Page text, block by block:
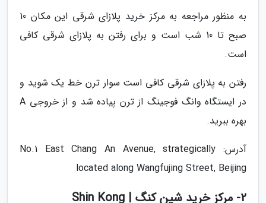
به منظور مراجعه به مرکز خرید پلازای شرقی این مکان 10
صبح تا 10 شب است و برای رفتن به پلازای شرقی کافی
است.
رفتن به پلازای شرقی کافی است سوار ترن خط یک شوید و
در ایستگاه وانگ فوجینگ از ترن پیاده شد و از خروجی A
بهره ببرید.
آدرس: No.1 East Chang An Avenue, strategically
located along Wangfujing Street, Beijing
2- مرکز خرید شین کنگ | Shin Kong